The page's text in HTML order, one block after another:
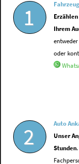
1
Ihrem
oder
2
Auto
Unser
Stunden